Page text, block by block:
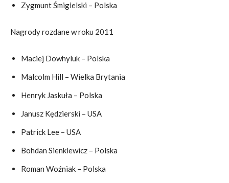
Zygmunt Śmigielski – Polska
Nagrody rozdane w roku 2011
Maciej Dowhyluk – Polska
Malcolm Hill – Wielka Brytania
Henryk Jaskuła – Polska
Janusz Kędzierski – USA
Patrick Lee – USA
Bohdan Sienkiewicz – Polska
Roman Woźniak – Polska